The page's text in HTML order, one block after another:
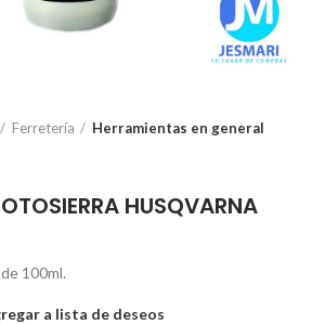
Ferretería Herramientas en general
HUSQVARNA
100ml.
a lista de deseos